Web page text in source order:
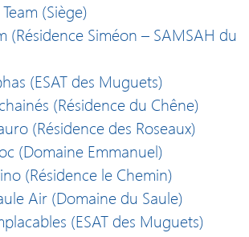
(Siège)
(Résidence Siméon – SAMSAH du
(ESAT des Muguets)
(Résidence du Chêne)
(Résidence des Roseaux)
(Domaine Emmanuel)
(Résidence le Chemin)
Air (Domaine du Saule)
(ESAT des Muguets)